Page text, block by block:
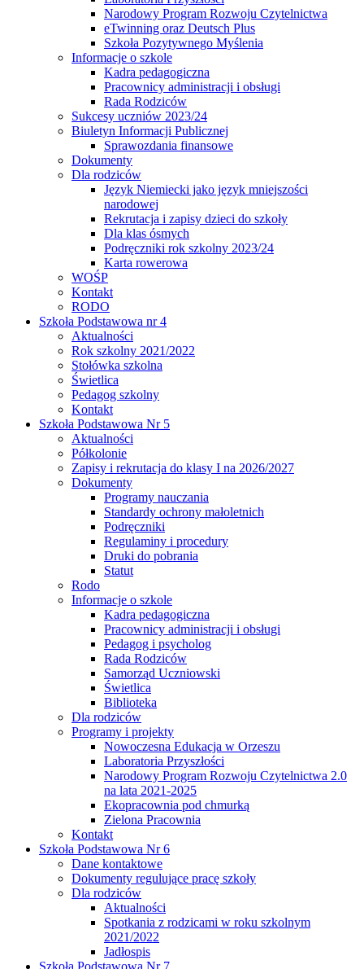
Narodowy Program Rozwoju Czytelnictwa
eTwinning oraz Deutsch Plus
Szkoła Pozytywnego Myślenia
Informacje o szkole
Kadra pedagogiczna
Pracownicy administracji i obsługi
Rada Rodziców
Sukcesy uczniów 2023/24
Biuletyn Informacji Publicznej
Sprawozdania finansowe
Dokumenty
Dla rodziców
Język Niemiecki jako język mniejszości
narodowej
Rekrutacja i zapisy dzieci do szkoły
Dla klas ósmych
Podręczniki rok szkolny 2023/24
Karta rowerowa
WOŚP
Kontakt
RODO
Szkoła Podstawowa nr 4
Aktualności
Rok szkolny 2021/2022
Stołówka szkolna
Świetlica
Pedagog szkolny
Kontakt
Szkoła Podstawowa Nr 5
Aktualności
Półkolonie
Zapisy i rekrutacja do klasy I na 2026/2027
Dokumenty
Programy nauczania
Standardy ochrony małoletnich
Podręczniki
Regulaminy i procedury
Druki do pobrania
Statut
Rodo
Informacje o szkole
Kadra pedagogiczna
Pracownicy administracji i obsługi
Pedagog i psycholog
Rada Rodziców
Samorząd Uczniowski
Świetlica
Biblioteka
Dla rodziców
Programy i projekty
Nowoczesna Edukacja w Orzeszu
Laboratoria Przyszłości
Narodowy Program Rozwoju Czytelnictwa 2.0
na lata 2021-2025
Ekopracownia pod chmurką
Zielona Pracownia
Kontakt
Szkoła Podstawowa Nr 6
Dane kontaktowe
Dokumenty regulujące pracę szkoły
Dla rodziców
Aktualności
Spotkania z rodzicami w roku szkolnym
2021/2022
Jadłospis
Szkoła Podstawowa Nr 7